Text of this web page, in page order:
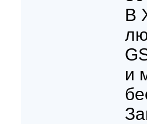
В
и